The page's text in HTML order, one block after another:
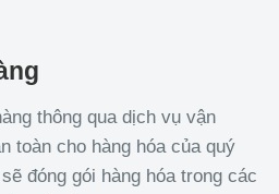
thông qua dịch vụ vận
toàn cho hàng hóa của quý
sẽ đóng gói hàng hóa trong các